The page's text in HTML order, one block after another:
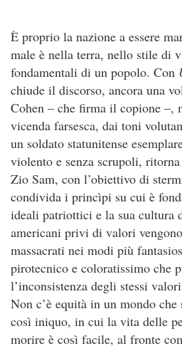
È proprio la nazione a essere
male è nella terra, nello stile di
fondamentali di un popolo. Con
chiude il discorso, ancora una
Cohen – che firma il copione –,
vicenda farsesca, dai toni
un soldato statunitense
violento e senza scrupoli,
Zio Sam, con l’obiettivo di
condivida i princìpi su cui è
ideali patriottici e la sua cultura
americani privi di valori
massacrati nei modi più
pirotecnico e coloratissimo che
l’inconsistenza degli stessi
Non c’è equità in un mondo
così iniquo, in cui la vita delle
morire è così facile, al fronte